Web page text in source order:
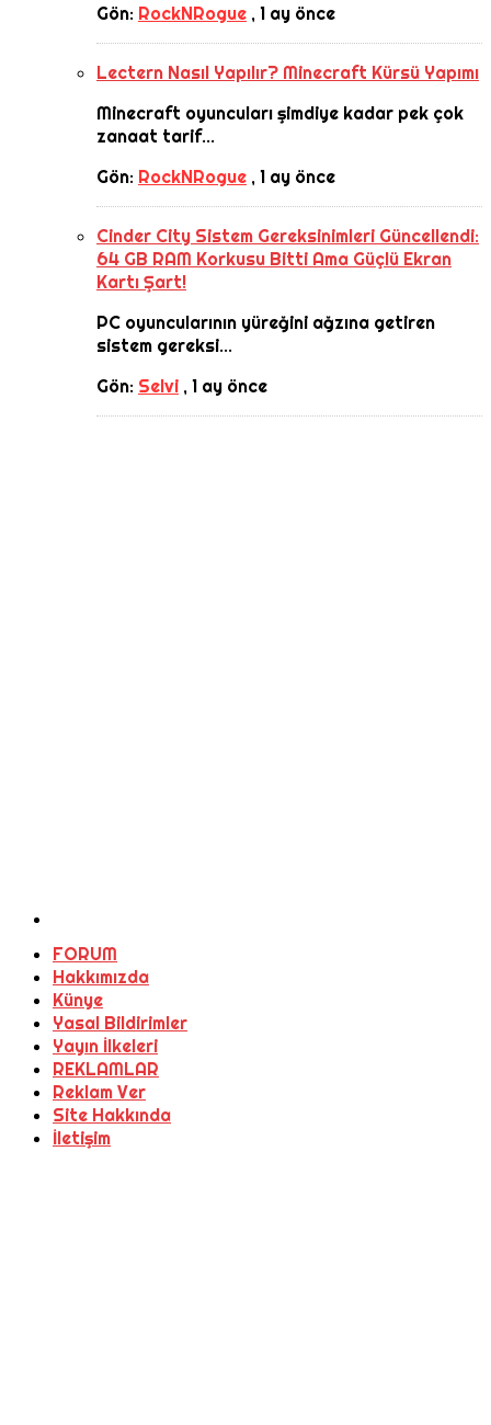
Gön: RockNRogue ,1 ay önce
Lectern Nasıl Yapılır? Minecraft Kürsü Yapımı
Minecraft oyuncuları şimdiye kadar pek çok
zanaat tarif...
Gön: RockNRogue ,1 ay önce
Cinder City Sistem Gereksinimleri Güncellendi:
64 GB RAM Korkusu Bitti Ama Güçlü Ekran
Kartı Şart!
PC oyuncularının yüreğini ağzına getiren
sistem gereksi...
Gön: Selvi ,1 ay önce
FORUM
Hakkımızda
Künye
Yasal Bildirimler
Yayın İlkeleri
REKLAMLAR
Reklam Ver
Site Hakkında
İletişim